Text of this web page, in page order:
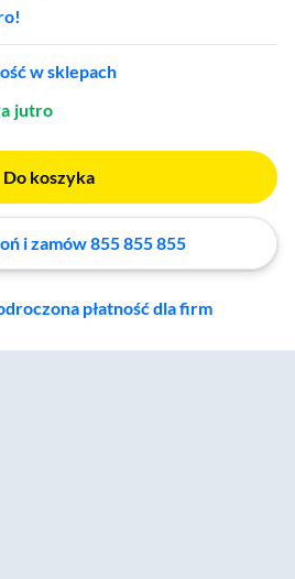
w sklepach
jutro
Do koszyka
i zamów 855 855 855
płatność dla firm